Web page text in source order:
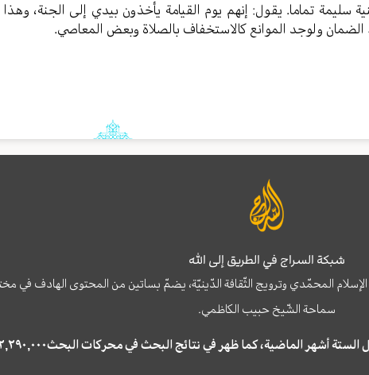
سليمة تماما. يقول: إنهم يوم القيامة يأخذون بيدي إلى الجنة،
ولوجد الموانع كالاستخفاف بالصلاة وبعض المعاصي.
شبكة السراج في الطريق إلى الله
المحمّدي وترويج الثّقافة الدّينيّة، يضمّ بساتين من المحتوى الهادف
سماحة الشّيخ حبيب الكاظمي.